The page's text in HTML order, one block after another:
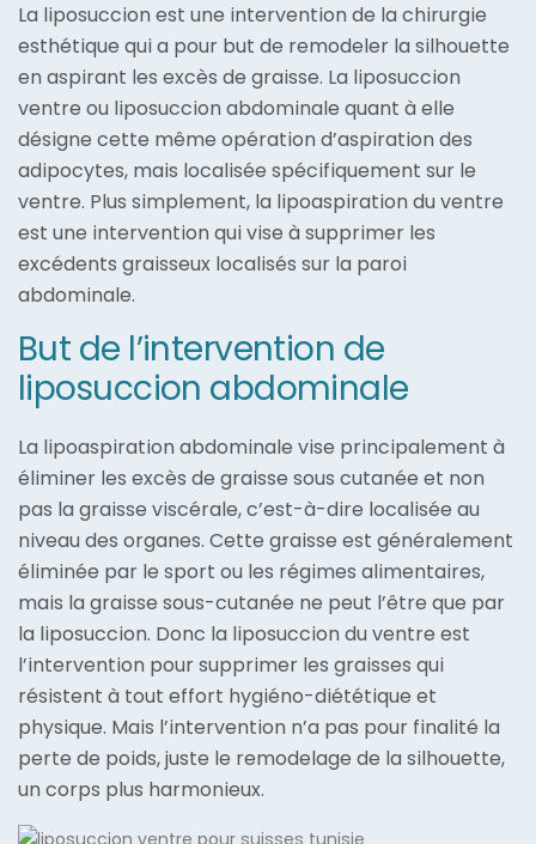
La liposuccion est une intervention de la chirurgie
esthétique qui a pour but de remodeler la silhouette
en aspirant les excès de graisse. La liposuccion
ventre ou liposuccion abdominale quant à elle
désigne cette même opération d’aspiration des
adipocytes, mais localisée spécifiquement sur le
ventre. Plus simplement, la lipoaspiration du ventre
est une intervention qui vise à supprimer les
excédents graisseux localisés sur la paroi
abdominale.
But de l’intervention de
liposuccion abdominale
La lipoaspiration abdominale vise principalement à
éliminer les excès de graisse sous cutanée et non
pas la graisse viscérale, c’est-à-dire localisée au
niveau des organes. Cette graisse est généralement
éliminée par le sport ou les régimes alimentaires,
mais la graisse sous-cutanée ne peut l’être que par
la liposuccion. Donc la liposuccion du ventre est
l’intervention pour supprimer les graisses qui
résistent à tout effort hygiéno-diététique et
physique. Mais l’intervention n’a pas pour finalité la
perte de poids, juste le remodelage de la silhouette,
un corps plus harmonieux.